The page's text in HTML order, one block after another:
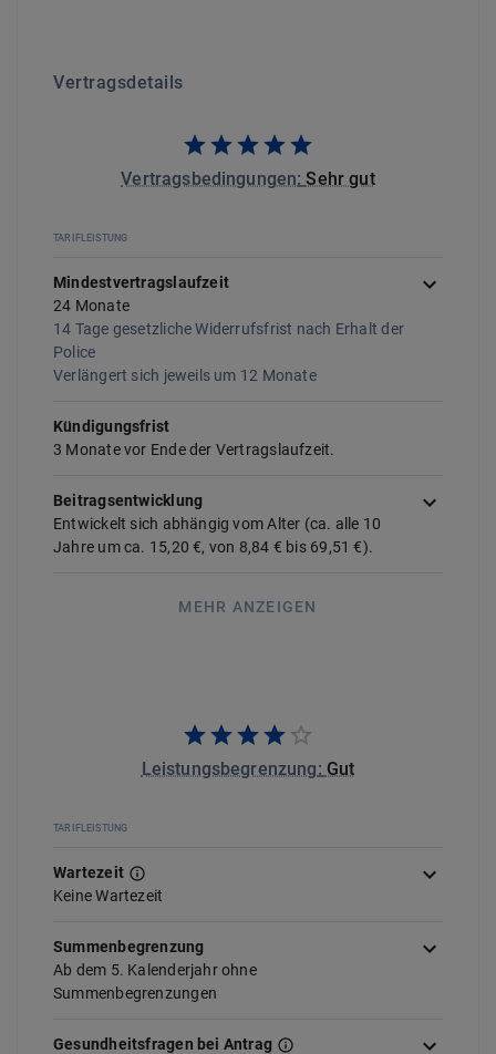
Vertragsdetails
Vertragsbedingungen: Sehr gut
TARIFLEISTUNG
Mindestvertragslaufzeit
24 Monate
14 Tage gesetzliche Widerrufsfrist nach Erhalt der
Police
Verlängert sich jeweils um 12 Monate
Kündigungsfrist
3 Monate vor Ende der Vertragslaufzeit.
Beitragsentwicklung
Entwickelt sich abhängig vom Alter (ca. alle 10
Jahre um ca. 15,20 €, von 8,84 € bis 69,51 €).
MEHR ANZEIGEN
Leistungsbegrenzung: Gut
TARIFLEISTUNG
Wartezeit
Keine Wartezeit
Summenbegrenzung
Ab dem 5. Kalenderjahr ohne
Summenbegrenzungen
Gesundheitsfragen bei Antrag